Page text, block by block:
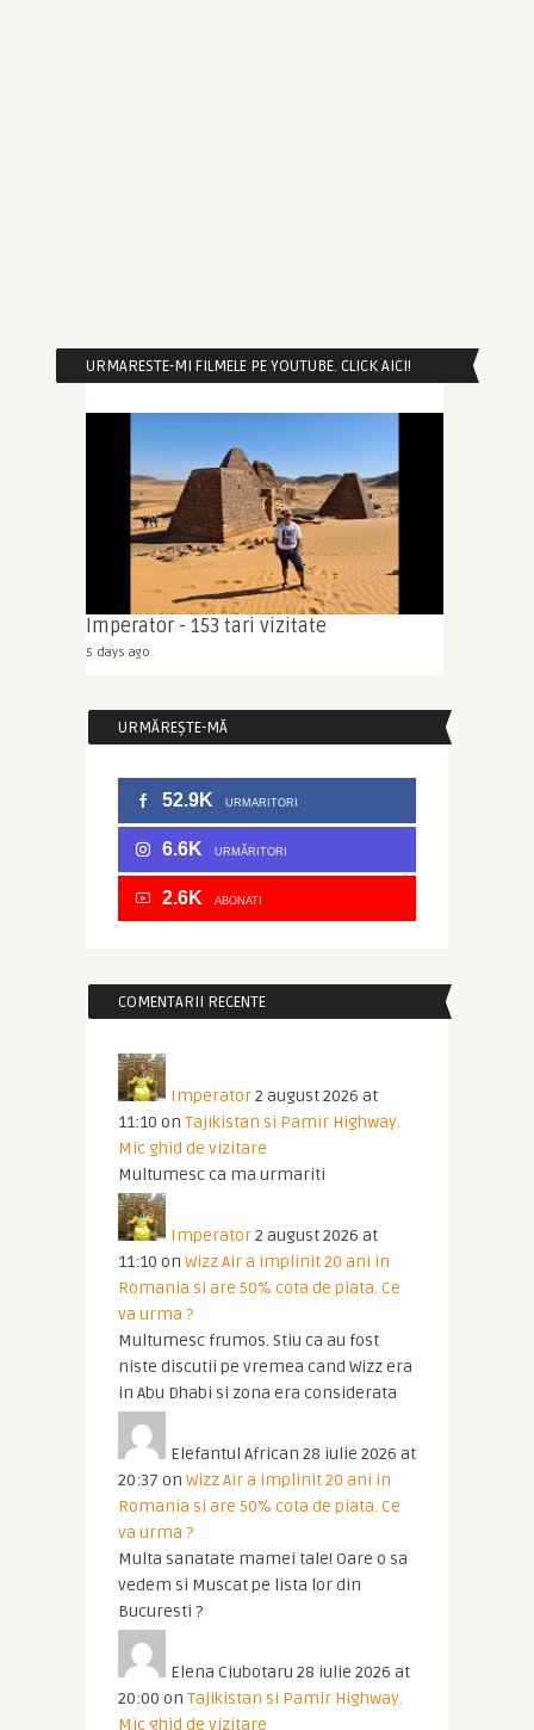
URMARESTE-MI FILMELE PE YOUTUBE. CLICK AICI!
Imperator - 153 tari vizitate
5 days ago
URMĂREȘTE-MĂ
52.9K URMARITORI
6.6K URMĂRITORI
2.6K ABONATI
COMENTARII RECENTE
Imperator2 august 2026 at
11:10 on Tajikistan si Pamir Highway.
Mic ghid de vizitare
Multumesc ca ma urmariti
Imperator2 august 2026 at
11:10 on Wizz Air a implinit 20 ani in
Romania si are 50% cota de piata. Ce
va urma ?
Multumesc frumos. Stiu ca au fost
niste discutii pe vremea cand Wizz era
in Abu Dhabi si zona era considerata
Elefantul African 28 iulie 2026 at
20:37 on Wizz Air a implinit 20 ani in
Romania si are 50% cota de piata. Ce
va urma ?
Multa sanatate mamei tale! Oare o sa
vedem si Muscat pe lista lor din
Bucuresti ?
Elena Ciubotaru 28 iulie 2026 at
20:00 on Tajikistan si Pamir Highway.
Mic ghid de vizitare